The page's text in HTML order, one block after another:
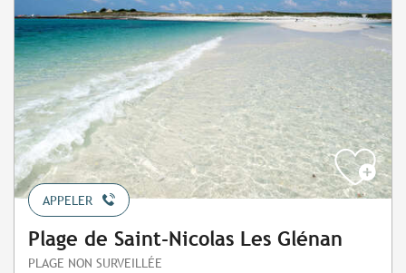
APPELER
Plage de Saint-Nicolas Les Glénan
PLAGE NON SURVEILLÉE